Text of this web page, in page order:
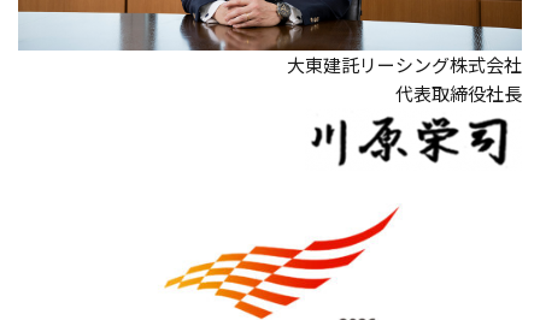
大東建託リーシング株式会社
代表取締役社長